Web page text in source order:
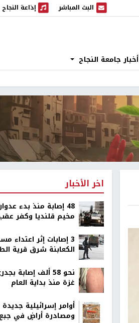
البث المباشر
البث المباشر إذاعة النجاح
إذاعة النجاح
أخبار جامعة النجاح
اخر الأخبار
48 إصابة منذ بدء
مخيم قلنديا وكفر
‏3 إصابات إثر اعتداء
الكعابنة شرق قرية
نحو 58 ألف
غزة منذ بداية العام
أوامر إسرائيلية جديدة
ومصادرة أراضٍ في